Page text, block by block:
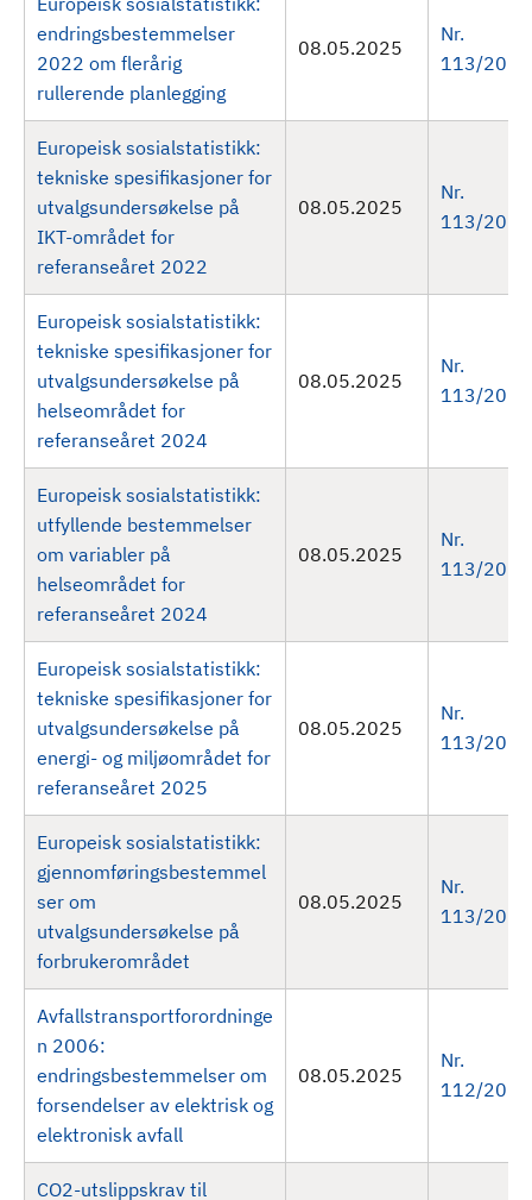
endringsbestemmelser
2022 om flerårig
rullerende planlegging
08.05.2025
Nr.
113/2025
Europeisk sosialstatistikk:
tekniske spesifikasjoner for
utvalgsundersøkelse på
IKT-området for
referanseåret 2022
08.05.2025
Nr.
113/2025
Europeisk sosialstatistikk:
tekniske spesifikasjoner for
utvalgsundersøkelse på
helseområdet for
referanseåret 2024
08.05.2025
Nr.
113/2025
Europeisk sosialstatistikk:
utfyllende bestemmelser
om variabler på
helseområdet for
referanseåret 2024
08.05.2025
Nr.
113/2025
Europeisk sosialstatistikk:
tekniske spesifikasjoner for
utvalgsundersøkelse på
energi- og miljøområdet for
referanseåret 2025
08.05.2025
Nr.
113/2025
Europeisk sosialstatistikk:
gjennomføringsbestemmel
ser om
utvalgsundersøkelse på
forbrukerområdet
08.05.2025
Nr.
113/2025
Avfallstransportforordninge
n 2006:
endringsbestemmelser om
forsendelser av elektrisk og
elektronisk avfall
08.05.2025
Nr.
112/2025
CO2-utslippskrav til